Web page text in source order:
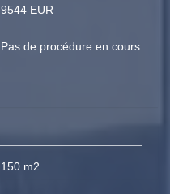
9544 EUR
Pas de procédure en cours
150 m2